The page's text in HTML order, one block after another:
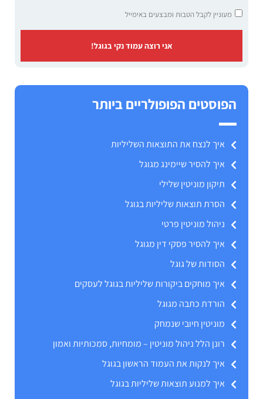
מעוניין לקבל הטבות ומבצעים באימייל
אני רוצה עמוד נקי בגוגל!
הפוסטים הפופולריים ביותר
איך לנצח את התוצאות השליליות
איך להסיר שיימינג מגוגל
תיקון מוניטין שלילי
הסרת תוצאות שליליות בגוגל
ניהול מוניטין פרטי
איך להסיר פסקי דין מגוגל
הסודות של גוגל
איך מוחקים ביקורות שליליות בגוגל לעסקים
הורדת כתבה מגוגל
מוניטין חיובי שנמחק
רונן הלל ניהול מוניטין – מומחיות, סמכותיות ואמון
איך לנקות את העמוד הראשון בגוגל
איך למנוע תוצאות שליליות בגוגל